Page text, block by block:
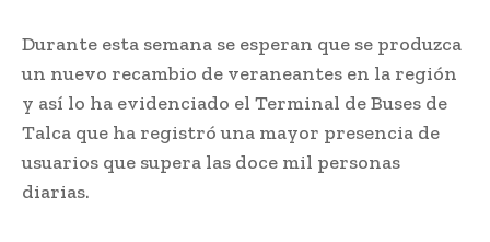
Durante esta semana se esperan que se produzca
un nuevo recambio de veraneantes en la región
y así lo ha evidenciado el Terminal de Buses de
Talca que ha registró una mayor presencia de
usuarios que supera las doce mil personas
diarias.